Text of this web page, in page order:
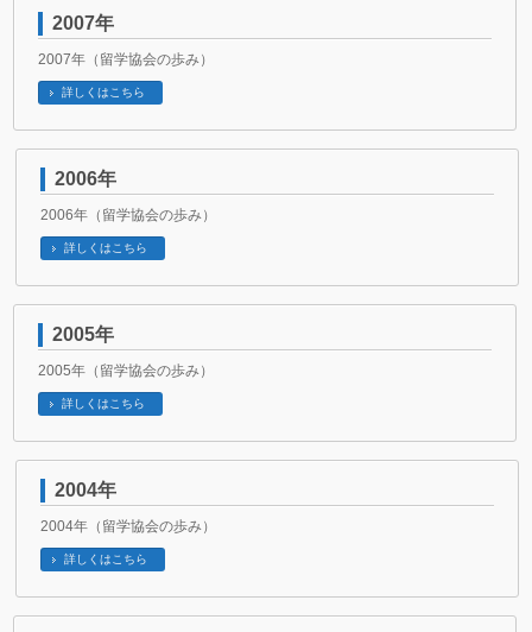
2007年
2007年（留学協会の歩み）
詳しくはこちら
2006年
2006年（留学協会の歩み）
詳しくはこちら
2005年
2005年（留学協会の歩み）
詳しくはこちら
2004年
2004年（留学協会の歩み）
詳しくはこちら